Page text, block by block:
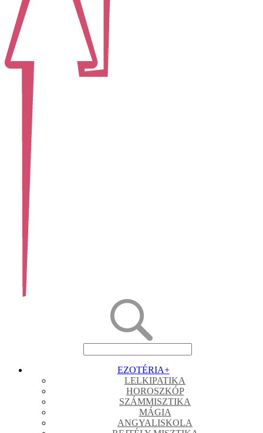
EZOTÉRIA+
LELKIPATIKA
HOROSZKÓP
SZÁMMISZTIKA
MÁGIA
ANGYALISKOLA